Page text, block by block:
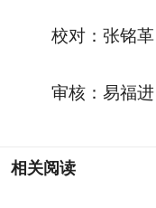
校对：张铭革
审核：易福
相关阅读